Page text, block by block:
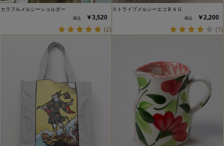
カラフルメルシーショルダー
￥3,520
(2)
ストライプメルシーエコＢＡＧ
￥2,200
(1)